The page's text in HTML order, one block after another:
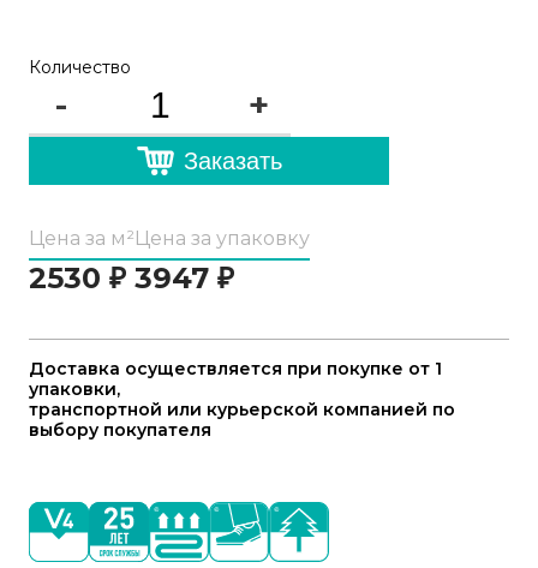
Количество
- +
Заказать
Цена за м²
2530 ₽
Цена за упаковку
3947 ₽
Доставка осуществляется при покупке от 1
упаковки,
транспортной или курьерской компанией по
выбору покупателя